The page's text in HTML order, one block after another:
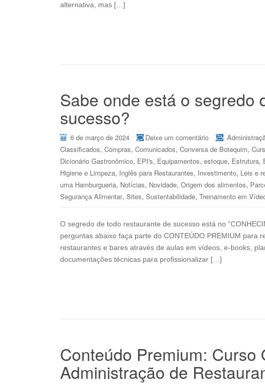
alternativa, mas […]
Sabe onde está o segredo
sucesso?
6 de março de 2024 Deixe um comentário
Classificados, Compras, Comunicados, Conversa de Botequim,
Dicionário Gastronômico, EPI's, Equipamentos, estoque, Estrutura,
Higiene e Limpeza, Inglês para Restaurantes, Investimento, Leis e
uma Hamburgueria, Notícias, Novidade, Origem dos alimentos,
Segurança Alimentar, Sites, Sustentabilidade, Treinamento em
O segredo de todo restaurante de sucesso está no
perguntas abaixo faça parte do CONTEÚDO PREMIUM para
restaurantes e bares através de aulas em vídeos, e-books,
documentações técnicas para profissionalizar […]
Conteúdo Premium: Curso
Administração de